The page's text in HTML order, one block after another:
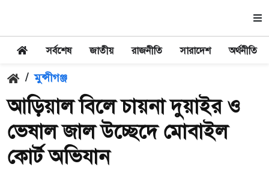
সর্বশেষ জাতীয় রাজনীতি সারাদেশ অর্থনীতি
/ মুন্সীগঞ্জ
আড়িয়াল বিলে চায়না দুয়াইর ও
ভেষাল জাল উচ্ছেদে মোবাইল
কোর্ট অভিযান